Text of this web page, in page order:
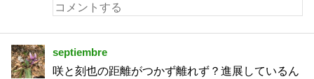
septiembre
咲と刻也の距離がつかず離れず？進展しているん